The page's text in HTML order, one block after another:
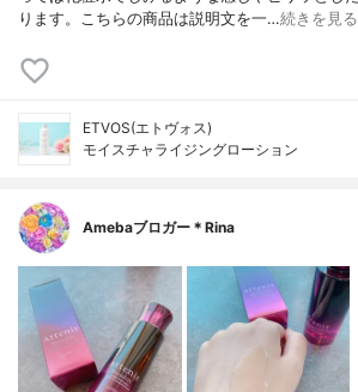
ります。こちらの商品は説明文を一…続きを見る
ETVOS(エトヴォス)
モイスチャライジングローション
Amebaブロガー＊Rina